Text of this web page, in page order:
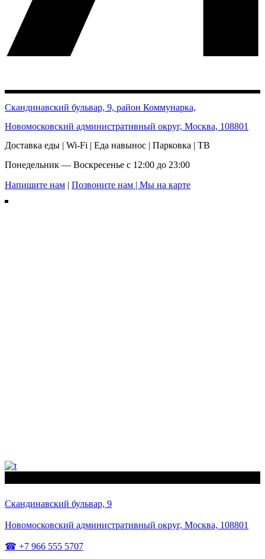
Скандинавский бульвар, 9, район Коммунарка,
Новомосковский административный округ, Москва, 108801
Доставка еды | Wi-Fi | Еда навынос | Парковка | ТВ
Понедельник — Воскресенье с 12:00 до 23:00
Напишите нам | Позвоните нам | Мы на карте
Скандинавский бульвар, 9
Новомосковский административный округ, Москва, 108801
☎ +7 966 555 5707